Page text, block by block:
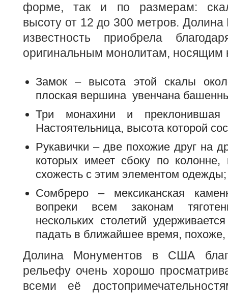
форме, так и по размерам:
высоту от 12 до 300 метров.
известность приобрела
оригинальным монолитам, носящим
Замок – высота этой скалы
плоская вершина увенчана
Три монахини и
Настоятельница, высота которой
Рукавички – две похожие друг на
которых имеет сбоку по
схожесть с этим элементом одежды;
Сомбреро – мексиканская
вопреки всем законам
нескольких столетий
падать в ближайшее время, похоже,
Долина Монументов в США
рельефу очень хорошо
всеми её